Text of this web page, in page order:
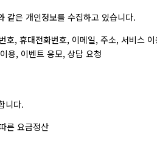
같은 개인정보를 수집하고 있습니다.
호, 휴대전화번호, 이메일, 주소, 서비스
용, 이벤트 응모, 상담 요청
니다.
른 요금정산